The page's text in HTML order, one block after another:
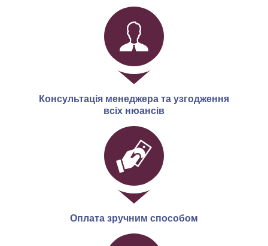
Консультація менеджера та узгодження
всіх нюансів
Оплата зручним способом